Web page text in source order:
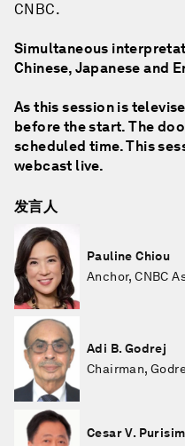
CNBC.
Simultaneous
Chinese, Japanese and
As this session is
before the start. The
scheduled time. This
webcast live.
发言人
Pauline Chiou
Anchor, CNBC
Adi B. Godrej
Chairman,
Cesar V.